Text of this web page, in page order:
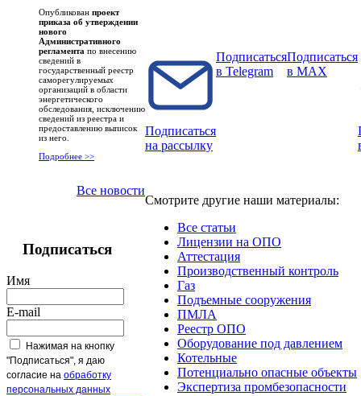
Опубликован проект
приказа об утверждении
нового
Административного
регламента по внесению
сведений в
государственный реестр
саморегулируемых
организаций в области
энергетического
обследования, исключению
сведений из реестра и
предоставлению выписок
из него.
Подробнее >>
Все новости
Подписаться
Имя
E-mail
Нажимая на кнопку
"Подписаться", я даю
согласие на обработку
персональных данных
Подписаться
на рассылку
Подписаться
в Telegram
Подписаться
в MAX
Смотрите другие наши материалы:
Все статьи
Лицензии на ОПО
Аттестация
Производственный контроль
Газ
Подъемные сооружения
ПМЛА
Реестр ОПО
Оборудование под давлением
Котельные
Потенциально опасные объекты
Экспертиза промбезопасности